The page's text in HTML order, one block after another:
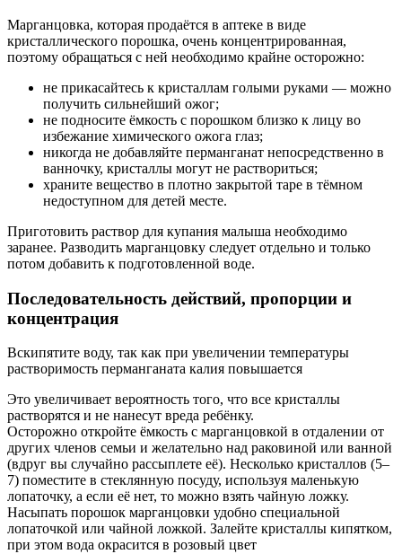
Марганцовка, которая продаётся в аптеке в виде
кристаллического порошка, очень концентрированная,
поэтому обращаться с ней необходимо крайне осторожно:
не прикасайтесь к кристаллам голыми руками — можно
получить сильнейший ожог;
не подносите ёмкость с порошком близко к лицу во
избежание химического ожога глаз;
никогда не добавляйте перманганат непосредственно в
ванночку, кристаллы могут не раствориться;
храните вещество в плотно закрытой таре в тёмном
недоступном для детей месте.
Приготовить раствор для купания малыша необходимо
заранее. Разводить марганцовку следует отдельно и только
потом добавить к подготовленной воде.
Последовательность действий, пропорции и
концентрация
Вскипятите воду, так как при увеличении температуры
растворимость перманганата калия повышается
Это увеличивает вероятность того, что все кристаллы
растворятся и не нанесут вреда ребёнку.
Осторожно откройте ёмкость с марганцовкой в отдалении от
других членов семьи и желательно над раковиной или ванной
(вдруг вы случайно рассыплете её). Несколько кристаллов (5–
7) поместите в стеклянную посуду, используя маленькую
лопаточку, а если её нет, то можно взять чайную ложку.
Насыпать порошок марганцовки удобно специальной
лопаточкой или чайной ложкой. Залейте кристаллы кипятком,
при этом вода окрасится в розовый цвет